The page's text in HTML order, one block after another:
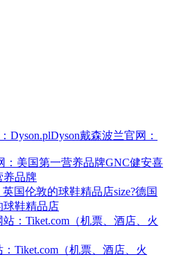
Dyson戴森波兰官网：
GNC健安喜
养品牌
size?德国
球鞋精品店
Tiket.com（机票、酒店、火